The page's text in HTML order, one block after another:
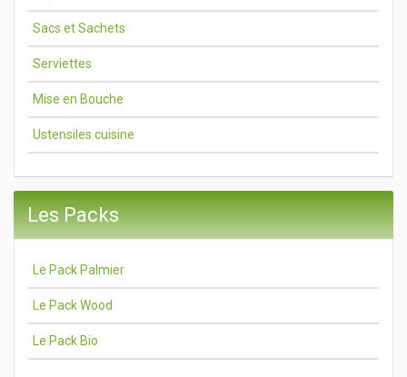
Sacs et Sachets
Serviettes
Mise en Bouche
Ustensiles cuisine
Les Packs
Le Pack Palmier
Le Pack Wood
Le Pack Bio